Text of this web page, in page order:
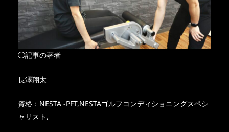
◯記事の著者
長澤翔太
資格：NESTA -PFT,NESTAゴルフコンディショニングスペシ
ャリスト,